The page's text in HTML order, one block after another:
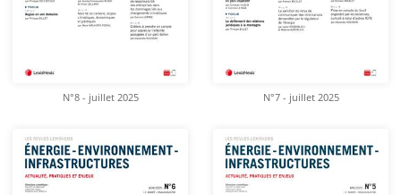
N°8 - juillet 2025 N°7 - juillet 2025